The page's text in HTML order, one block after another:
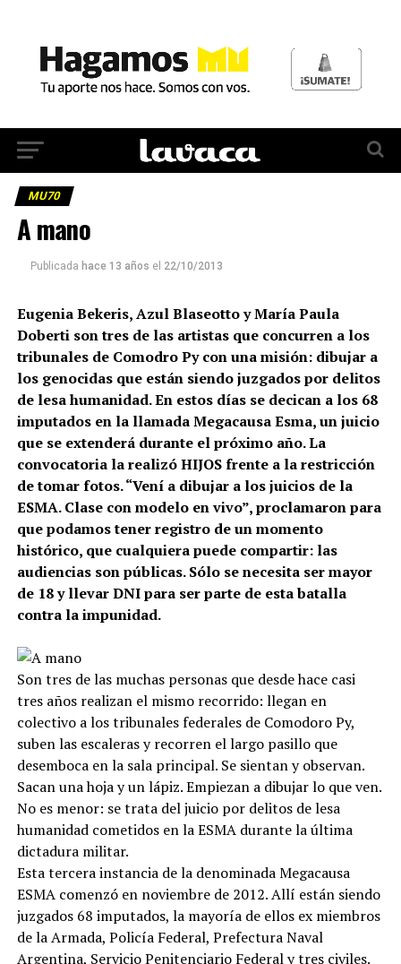
MU70
A mano
Publicada hace 13 años el 22/10/2013
Eugenia Bekeris, Azul Blaseotto y María Paula
Doberti son tres de las artistas que concurren a los
tribunales de Comodro Py con una misión: dibujar a
los genocidas que están siendo juzgados por delitos
de lesa humanidad. En estos días se decican a los 68
imputados en la llamada Megacausa Esma, un juicio
que se extenderá durante el próximo año. La
convocatoria la realizó HIJOS frente a la restricción
de tomar fotos. “Vení a dibujar a los juicios de la
ESMA. Clase con modelo en vivo”, proclamaron para
que podamos tener registro de un momento
histórico, que cualquiera puede compartir: las
audiencias son públicas. Sólo se necesita ser mayor
de 18 y llevar DNI para ser parte de esta batalla
contra la impunidad.
Son tres de las muchas personas que desde hace casi
tres años realizan el mismo recorrido: llegan en
colectivo a los tribunales federales de Comodoro Py,
suben las escaleras y recorren el largo pasillo que
desemboca en la sala principal. Se sientan y observan.
Sacan una hoja y un lápiz. Empiezan a dibujar lo que ven.
No es menor: se trata del juicio por delitos de lesa
humanidad cometidos en la ESMA durante la última
dictadura militar.
Esta tercera instancia de la denominada Megacausa
ESMA comenzó en noviembre de 2012. Allí están siendo
juzgados 68 imputados, la mayoría de ellos ex miembros
de la Armada, Policía Federal, Prefectura Naval
Argentina, Servicio Penitenciario Federal y tres civiles.